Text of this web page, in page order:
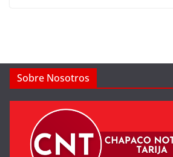
Sobre Nosotros